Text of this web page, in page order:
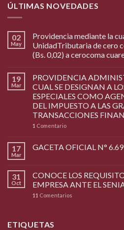
ÚLTIMAS NOVEDADES
02
May
Providencia mediante la
UnidadTributaria de cero
(Bs. 0,02) a cerocoma
19
Mar
PROVIDENCIA
CUAL SE DESIGNAN A
ESPECIALES COMO
DEL IMPUESTO A LAS
TRANSACCIONES
1 Comentario
17
Mar
GACETA OFICIAL N°
31
Oct
CONOCE LOS
EMPRESA ANTE EL
11 Comentarios
ETIQUETAS